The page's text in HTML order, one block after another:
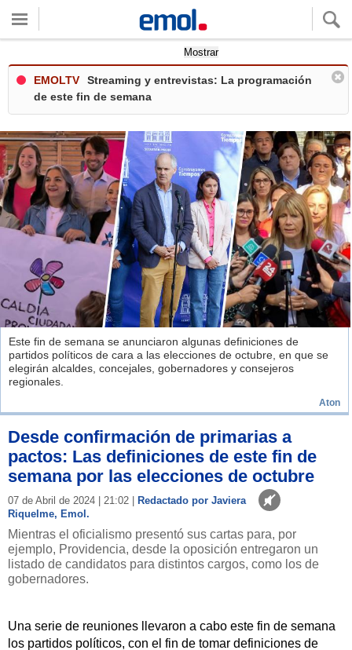
Mostrar
EMOLTV
Streaming y entrevistas: La programación
de este fin de semana
Este fin de semana se anunciaron algunas definiciones de
partidos políticos de cara a las elecciones de octubre, en que se
elegirán alcaldes, concejales, gobernadores y consejeros
regionales.
Aton
Desde confirmación de primarias a
pactos: Las definiciones de este fin de
semana por las elecciones de octubre
07 de Abril de 2024 | 21:02 |
Redactado por Javiera
Riquelme, Emol.
Mientras el oficialismo presentó sus cartas para, por
ejemplo, Providencia, desde la oposición entregaron un
listado de candidatos para distintos cargos, como los de
gobernadores.
Una serie de reuniones llevaron a cabo este fin de semana
los partidos políticos, con el fin de tomar definiciones de